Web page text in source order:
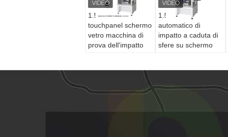
1.5m 2m 3 assi
touchpanel schermo
vetro macchina di
prova dell'impatto
caduta di palla
1.5m 2m Tester
automatico di
impatto a caduta di
sfere su schermo